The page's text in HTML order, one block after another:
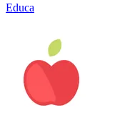
Educa